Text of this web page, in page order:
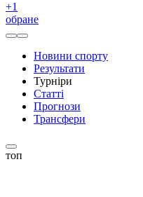
+1
обране
Новини спорту
Результати
Турніри
Статті
Прогнози
Трансфери
топ